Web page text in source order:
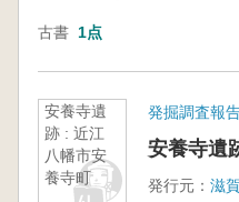
古書 1点
安養寺遺
跡 : 近江
八幡市安
養寺町
発掘調査報
安養寺遺
発行元：